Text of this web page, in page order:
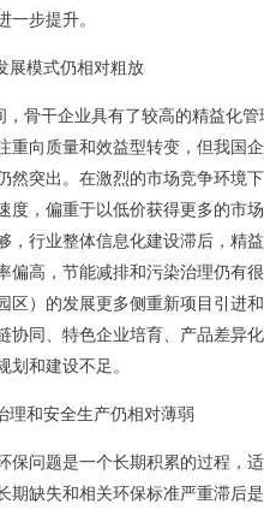
一步提升。
展模式仍相对粗放
，骨干企业具有了较高的精益化
重向质量和效益型转变，但我国
然突出。在激烈的市场竞争环境
度，偏重于以低价获得更多的市
，行业整体信息化建设滞后，精
偏高，节能减排和污染治理仍有
区）的发展更多侧重新项目引进
协同、特色企业培育、产品差异
划和建设不足。
理和安全生产仍相对薄弱
保问题是一个长期积累的过程，
期缺失和相关环保标准严重滞后